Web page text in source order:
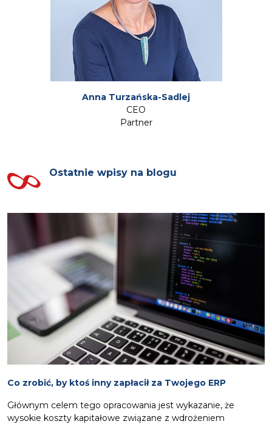
Anna Turzańska-Sadlej
CEO
Partner
Ostatnie wpisy na blogu
Co zrobić, by ktoś inny zapłacił za Twojego ERP
Głównym celem tego opracowania jest wykazanie, że
wysokie koszty kapitałowe związane z wdrożeniem